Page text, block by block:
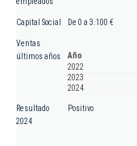
Capital Social De 0 a 3.100 €
Ventas
últimos años
Año
2022
2023
2024
Resultado
2024
Positivo